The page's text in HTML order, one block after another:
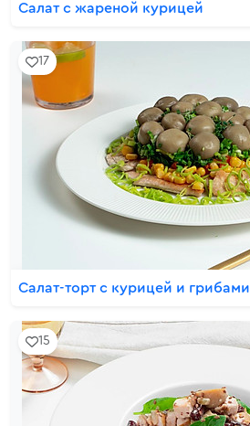
Салат с жареной курицей
17
Салат-торт с курицей и грибами
15